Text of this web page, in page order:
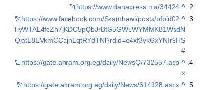
^
https://www.danapress.ma/34424
^
https://www.facebook.com/Skamhawi/posts/pfbid02
TiyWTAL4fcZh7jKDC5pQbJrBtG5GW5WYMMK81WsdN
QjatL8EVkmCCajnLqtRYdTNl?rdid=e4xf3ykGxYNIr9HS
#
^
https://gate.ahram.org.eg/daily/NewsQ/732557.asp
x
^
https://gate.ahram.org.eg/daily/News/614328.aspx